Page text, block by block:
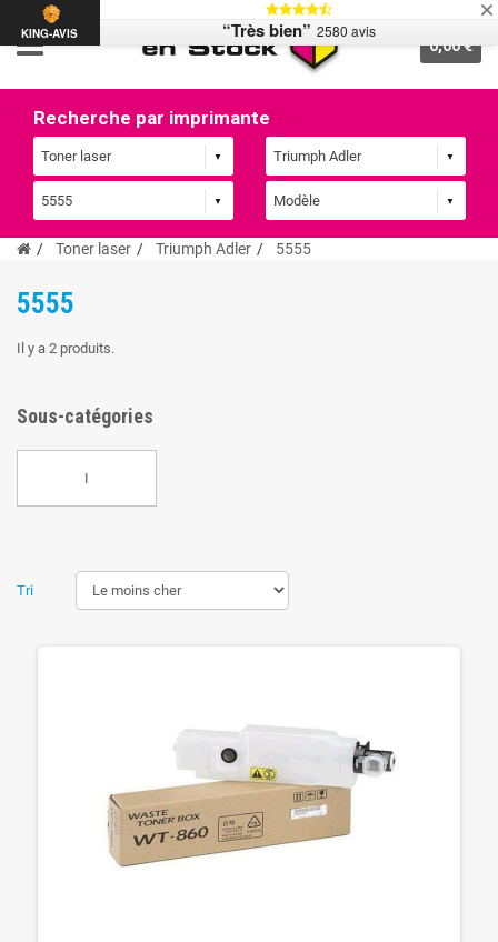
0,00 €
Recherche par imprimante
Toner laser Triumph Adler 5555
5555
Il y a 2 produits.
Sous-catégories
I
Tri
KING-AVIS “Très bien” 2580 avis